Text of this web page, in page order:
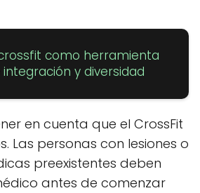
como herramienta
integración y diversidad
en cuenta que el CrossFit
Las personas con lesiones o
preexistentes deben
antes de comenzar